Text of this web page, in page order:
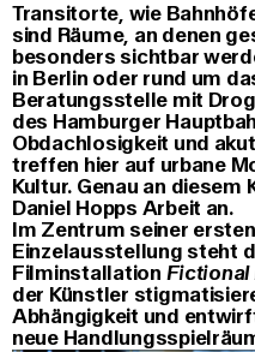
Transitorte, wie
sind Räume, an denen
besonders sichtbar
in Berlin oder rund um
Beratungsstelle mit
des Hamburger
Obdachlosigkeit und
treffen hier auf urbane
Kultur. Genau an
Daniel Hopps Arbeit an.
Im Zentrum seiner
Einzelausstellung steht
Filminstallation Fictional
der Künstler
Abhängigkeit und
neue